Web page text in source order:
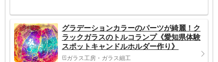
グラデーションカラーのパーツが綺麗！ク
ラックガラスのトルコランプ《愛知県体験
スポットキャンドルホルダー作り》
ガラス工房・ガラス細工